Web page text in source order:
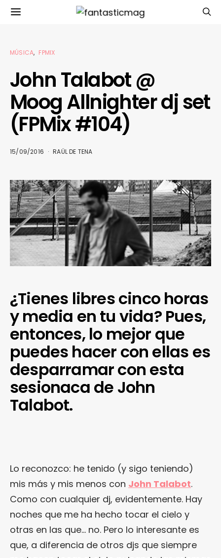
MÚSICA FPMIX
John Talabot @
Moog Allnighter dj set
(FPMix #104)
15/09/2016 RAÜL DE TENA
¿Tienes libres cinco horas
y media en tu vida? Pues,
entonces, lo mejor que
puedes hacer con ellas es
desparramar con esta
sesionaca de John
Talabot.
Lo reconozco: he tenido (y sigo teniendo)
mis más y mis menos con John Talabot.
Como con cualquier dj, evidentemente. Hay
noches que me ha hecho tocar el cielo y
otras en las que… no. Pero lo interesante es
que, a diferencia de otros djs que siempre